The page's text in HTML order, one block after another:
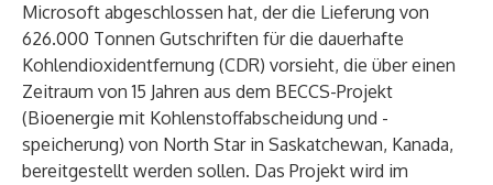
Microsoft abgeschlossen hat, der die Lieferung von
626.000 Tonnen Gutschriften für die dauerhafte
Kohlendioxidentfernung (CDR) vorsieht, die über einen
Zeitraum von 15 Jahren aus dem BECCS-Projekt
(Bioenergie mit Kohlenstoffabscheidung und -
speicherung) von North Star in Saskatchewan, Kanada,
bereitgestellt werden sollen. Das Projekt wird im